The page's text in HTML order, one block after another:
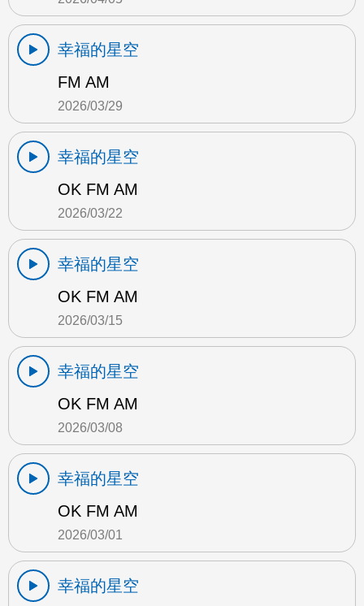
幸福的星空
FM AM
2026/03/29
幸福的星空
OK FM AM
2026/03/22
幸福的星空
OK FM AM
2026/03/15
幸福的星空
OK FM AM
2026/03/08
幸福的星空
OK FM AM
2026/03/01
幸福的星空